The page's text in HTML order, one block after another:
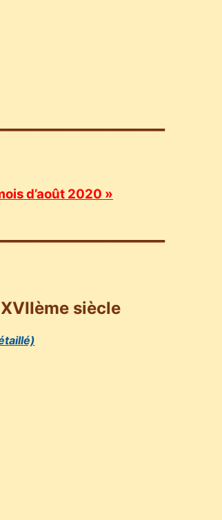
d’août 2020 »
siècle